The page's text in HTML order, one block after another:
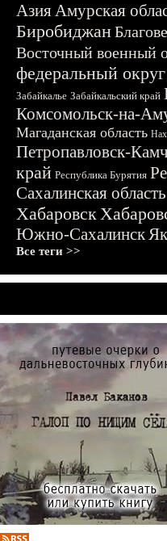
АзияАмурская
Биробиджан
Восточный военный
федеральный округ
Забайкалье Забайкальский край
Комсомольск-на-
Магаданская область
Петропавловск-
край Республика Бурятия
Сахалинская область
Хабаровск
Южно-Сахалинск
Все теги >>